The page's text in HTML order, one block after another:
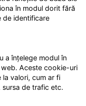
în modul dorit fără
de identificare
a înțelege modul în
Aceste cookie-uri
la valori, cum ar fi
de trafic etc.